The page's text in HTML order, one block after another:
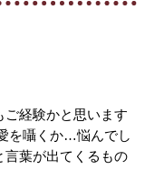
経験かと思います
を囁くか…悩んでし
言葉が出てくるもの